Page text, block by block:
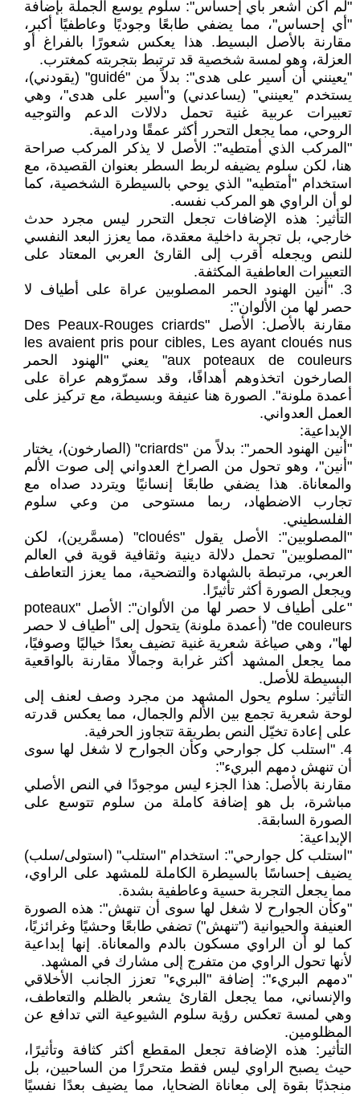
"لم أكن أشعر بأي إحساس": سلوم يوسع الجملة بإضافة
"أي إحساس"، مما يضفي طابعًا وجوديًا وعاطفيًا أكبر،
مقارنة بالأصل البسيط. هذا يعكس شعورًا بالفراغ أو
العزلة، وهو لمسة شخصية قد ترتبط بتجربته كمغترب.
"يعينني أن أسير على هدى": بدلاً من "guidé" (يقودني)،
يستخدم "يعينني" (يساعدني) و"أسير على هدى"، وهي
تعبيرات عربية غنية تحمل دلالات الدعم والتوجيه
الروحي، مما يجعل التحرر أكثر عمقًا ودرامية.
"المركب الذي أمتطيه": الأصل لا يذكر المركب صراحة
هنا، لكن سلوم يضيفه لربط السطر بعنوان القصيدة، مع
استخدام "أمتطيه" الذي يوحي بالسيطرة الشخصية، كما
لو أن الراوي هو المركب نفسه.
التأثير: هذه الإضافات تجعل التحرر ليس مجرد حدث
خارجي، بل تجربة داخلية معقدة، مما يعزز البعد النفسي
للنص ويجعله أقرب إلى القارئ العربي المعتاد على
التعبيرات العاطفية المكثفة.
3. "أنين الهنود الحمر المصلوبين عراة على أطياف لا
حصر لها من الألوان":
مقارنة بالأصل: الأصل "Des Peaux-Rouges criards
les avaient pris pour cibles, Les ayant cloués nus
aux poteaux de couleurs" يعني "الهنود الحمر
الصارخون اتخذوهم أهدافًا، وقد سمرّوهم عراة على
أعمدة ملونة". الصورة هنا عنيفة وبسيطة، مع تركيز على
العمل العدواني.
الإبداعية:
"أنين الهنود الحمر": بدلاً من "criards" (الصارخون)، يختار
"أنين"، وهو تحول من الصراخ العدواني إلى صوت الألم
والمعاناة. هذا يضفي طابعًا إنسانيًا ويتردد صداه مع
تجارب الاضطهاد، ربما مستوحى من وعي سلوم
الفلسطيني.
"المصلوبين": الأصل يقول "cloués" (مسمَّرين)، لكن
"المصلوبين" تحمل دلالة دينية وثقافية قوية في العالم
العربي، مرتبطة بالشهادة والتضحية، مما يعزز التعاطف
ويجعل الصورة أكثر تأثيرًا.
"على أطياف لا حصر لها من الألوان": الأصل "poteaux
de couleurs" (أعمدة ملونة) يتحول إلى "أطياف لا حصر
لها"، وهي صياغة شعرية غنية تضيف بعدًا خياليًا وصوفيًا،
مما يجعل المشهد أكثر غرابة وجمالًا مقارنة بالواقعية
البسيطة للأصل.
التأثير: سلوم يحول المشهد من مجرد وصف لعنف إلى
لوحة شعرية تجمع بين الألم والجمال، مما يعكس قدرته
على إعادة تخيّل النص بطريقة تتجاوز الحرفية.
4. "استلب كل جوارحي وكأن الجوارح لا شغل لها سوى
أن تنهش دمهم البريء":
مقارنة بالأصل: هذا الجزء ليس موجودًا في النص الأصلي
مباشرة، بل هو إضافة كاملة من سلوم تتوسع على
الصورة السابقة.
الإبداعية:
"استلب كل جوارحي": استخدام "استلب" (استولى/سلب)
يضيف إحساسًا بالسيطرة الكاملة للمشهد على الراوي،
مما يجعل التجربة حسية وعاطفية بشدة.
"وكأن الجوارح لا شغل لها سوى أن تنهش": هذه الصورة
العنيفة والحيوانية ("تنهش") تضفي طابعًا وحشيًا وغرائزيًا،
كما لو أن الراوي مسكون بالدم والمعاناة. إنها إبداعية
لأنها تحول الراوي من متفرج إلى مشارك في المشهد.
"دمهم البريء": إضافة "البريء" تعزز الجانب الأخلاقي
والإنساني، مما يجعل القارئ يشعر بالظلم والتعاطف،
وهي لمسة تعكس رؤية سلوم الشيوعية التي تدافع عن
المظلومين.
التأثير: هذه الإضافة تجعل المقطع أكثر كثافة وتأثيرًا،
حيث يصبح الراوي ليس فقط متحررًا من الساحبين، بل
منجذبًا بقوة إلى معاناة الضحايا، مما يضيف بعدًا نفسيًا